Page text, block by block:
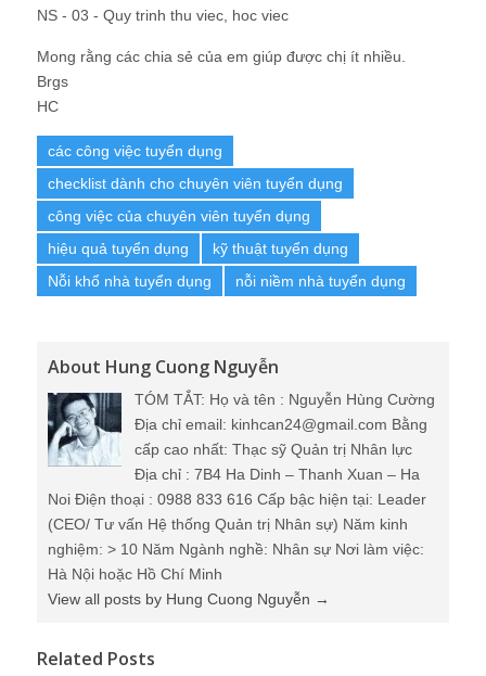
NS - 03 - Quy trinh thu viec, hoc viec
Mong rằng các chia sẻ của em giúp được chị ít nhiều.
Brgs
HC
các công việc tuyển dụng
checklist dành cho chuyên viên tuyển dụng
công việc của chuyên viên tuyển dụng
hiệu quả tuyển dụng
kỹ thuật tuyển dụng
Nỗi khổ nhà tuyển dụng
nỗi niềm nhà tuyển dụng
About Hung Cuong Nguyễn
TÓM TẮT: Họ và tên : Nguyễn Hùng Cường
Địa chỉ email: kinhcan24@gmail.com Bằng
cấp cao nhất: Thạc sỹ Quản trị Nhân lực
Địa chỉ : 7B4 Ha Dinh – Thanh Xuan – Ha
Noi Điện thoại : 0988 833 616 Cấp bậc hiện tại: Leader
(CEO/ Tư vấn Hệ thống Quản trị Nhân sự) Năm kinh
nghiệm: > 10 Năm Ngành nghề: Nhân sự Nơi làm việc:
Hà Nội hoặc Hồ Chí Minh
View all posts by Hung Cuong Nguyễn →
Related Posts